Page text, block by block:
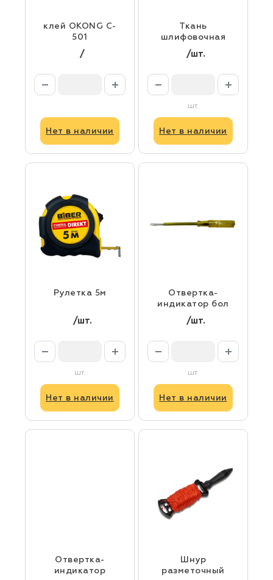
клей OKONG C-
501
/
Нет в наличии
Ткань
шлифовочная
/шт.
шт.
Нет в наличии
Рулетка 5м
/шт.
шт.
Нет в наличии
Отвертка-
индикатор бол
/шт.
шт.
Нет в наличии
Отвертка-
индикатор
Шнур
разметочный